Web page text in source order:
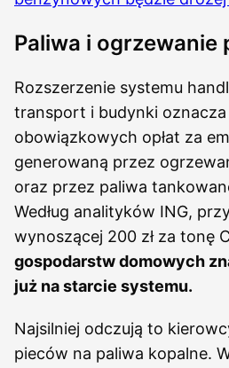
Paliwa i ogrzewanie
Rozszerzenie systemu
transport i budynki
obowiązkowych opłat za
generowaną przez
oraz przez paliwa
Według analityków ING,
wynoszącej 200 zł za tonę
gospodarstw domowych
już na starcie systemu.
Najsilniej odczują to
pieców na paliwa kopalne.